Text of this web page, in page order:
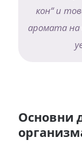
кон“ и
аромата на
Основни